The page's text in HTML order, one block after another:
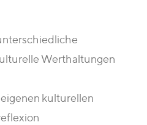
Werthaltungen
kulturellen